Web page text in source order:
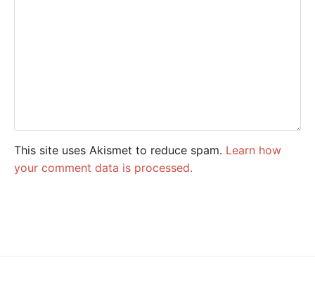
This site uses Akismet to reduce spam. Learn how
your comment data is processed.